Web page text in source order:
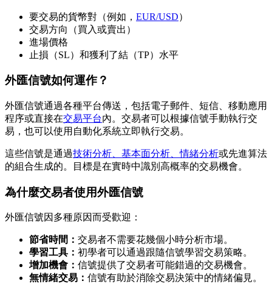
要交易的貨幣對（例如， EUR/USD）
交易方向（買入或賣出）
進場價格
止損（SL）和獲利了結（TP）水平
外匯信號如何運作？
外匯信號通過各種平台傳送，包括電子郵件、短信、移動應用
程序或直接在交易平台內。交易者可以根據信號手動執行交
易，也可以使用自動化系統立即執行交易。
這些信號是通過技術分析、基本面分析、情緒分析或先進算法
的組合生成的。目標是在實時中識別高概率的交易機會。
為什麼交易者使用外匯信號
外匯信號因多種原因而受歡迎：
節省時間： 交易者不需要花幾個小時分析市場。
學習工具： 初學者可以通過跟隨信號學習交易策略。
增加機會： 信號提供了交易者可能錯過的交易機會。
無情緒交易： 信號有助於消除交易決策中的情緒偏見。